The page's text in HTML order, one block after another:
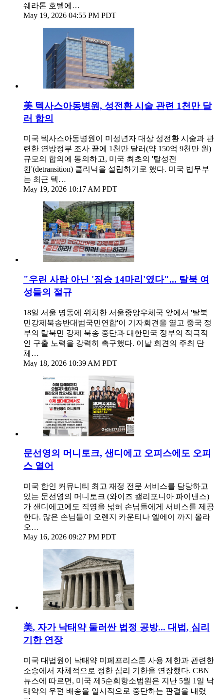
쉐라톤 호텔에…
May 19, 2026 04:55 PM PDT
美 텍사스아동병원, 성전환 시술 관련 1천만 달
러 합의
미국 텍사스아동병원이 미성년자 대상 성전환 시술과 관
련한 연방정부 조사 끝에 1천만 달러(약 150억 9천만 원)
규모의 합의에 동의하고, 미국 최초의 '탈성전
환'(detransition) 클리닉을 설립하기로 했다. 미국 법무부
는 최근 텍…
May 19, 2026 10:17 AM PDT
"우린 사람 아닌 '짐승 14마리'였다"... 탈북 여
성들의 절규
18일 서울 명동에 위치한 서울중앙우체국 앞에서 '탈북
민강제북송반대범국민연합'이 기자회견을 열고 중국 정
부의 탈북민 강제 북송 중단과 대한민국 정부의 적극적
인 구출 노력을 강력히 촉구했다. 이날 회견의 주최 단
체…
May 18, 2026 10:39 AM PDT
문선영의 머니토크, 샌디에고 오피스에도 오피
스 열어
미국 한인 커뮤니티 최고 재정 전문 서비스를 담당하고
있는 문선영의 머니토크 (와이즈 캘리포니아 파이낸스)
가 샌디에고에도 직영을 넓혀 손님들에게 서비스를 제공
한다. 많은 손님들이 오렌지 카운티나 엘에이 까지 올라
오…
May 16, 2026 09:27 PM PDT
美, 자가 낙태약 둘러싼 법정 공방... 대법, 심리
기한 연장
미국 대법원이 낙태약 미페프리스톤 사용 제한과 관련한
소송에서 자체적으로 정한 심리 기한을 연장했다. CBN
뉴스에 따르면, 미국 제5순회항소법원은 지난 5월 1일 낙
태약의 우편 배송을 일시적으로 중단하는 판결을 내렸